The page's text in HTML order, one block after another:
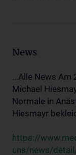
News
...Alle News Am
Michael
Normale in
Hiesmayr
https://
uns/news/